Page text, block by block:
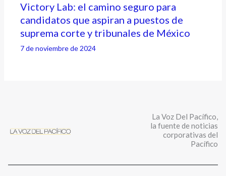
Victory Lab: el camino seguro para
candidatos que aspiran a puestos de
suprema corte y tribunales de México
7 de noviembre de 2024
La Voz Del Pacífico,
la fuente de noticias
corporativas del
Pacífico